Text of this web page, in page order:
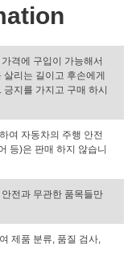
격에 구입이 가능해서
리는 길이고 후손에게
지를 가지고 구매 하시
여 자동차의 주행 안전
등)은 판매 하지 않습니
전과 무관한 품목들만
제품 분류, 품질 검사,